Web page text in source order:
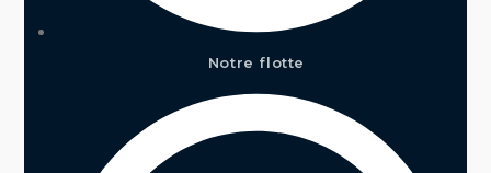
Notre flotte